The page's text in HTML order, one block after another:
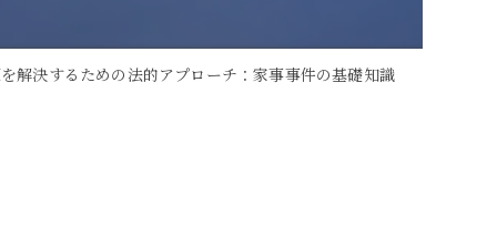
解決するための法的アプローチ：家事事件の基礎知識